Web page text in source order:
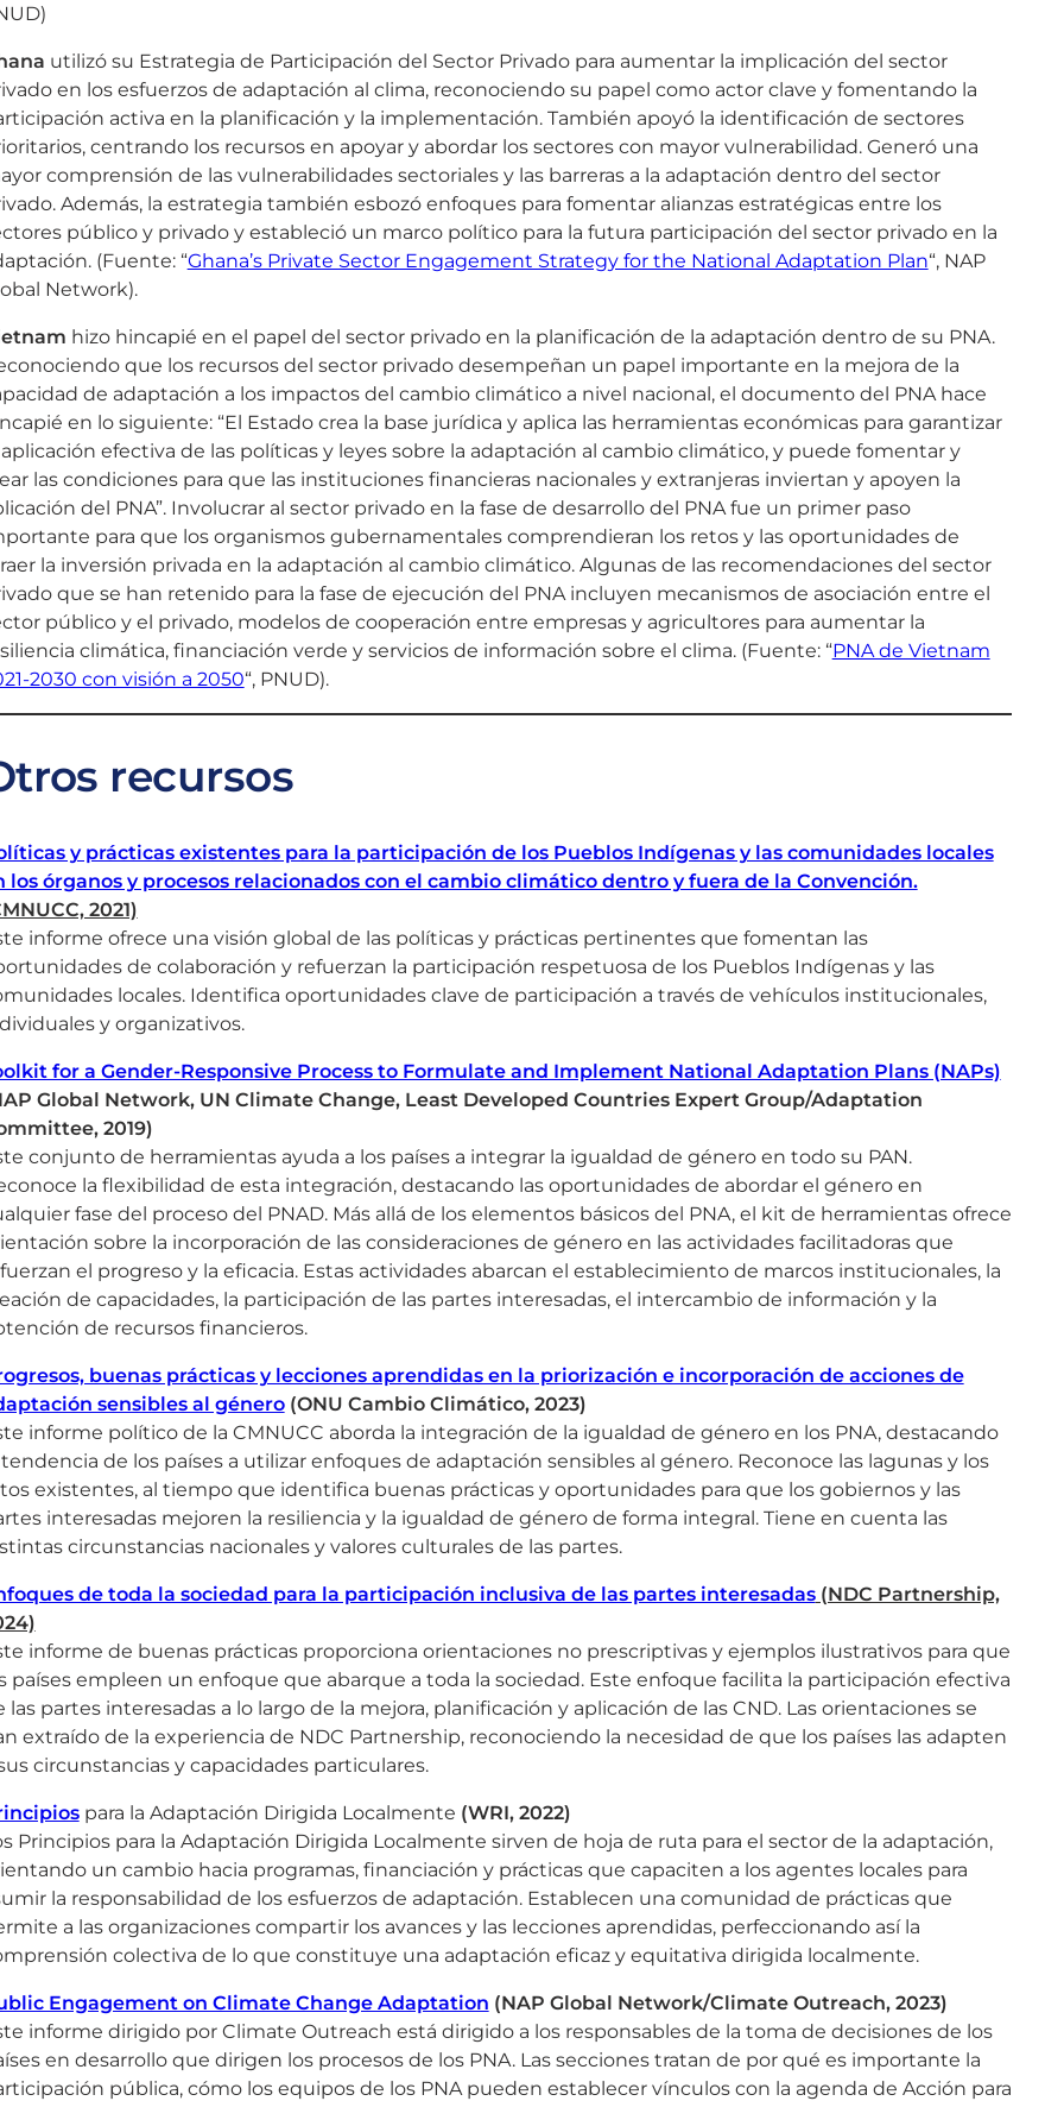
utilizó su Estrategia de Participación del Sector Privado para aumentar la implicación del sector
en los esfuerzos de adaptación al clima, reconociendo su papel como actor clave y fomentando la
activa en la planificación y la implementación. También apoyó la identificación de sectores
centrando los recursos en apoyar y abordar los sectores con mayor vulnerabilidad. Generó una
comprensión de las vulnerabilidades sectoriales y las barreras a la adaptación dentro del sector
Además, la estrategia también esbozó enfoques para fomentar alianzas estratégicas entre los
público y privado y estableció un marco político para la futura participación del sector privado en la
(Fuente: “Ghana’s Private Sector Engagement Strategy for the National Adaptation Plan“, NAP
Network).
hizo hincapié en el papel del sector privado en la planificación de la adaptación dentro de su PNA.
que los recursos del sector privado desempeñan un papel importante en la mejora de la
de adaptación a los impactos del cambio climático a nivel nacional, el documento del PNA hace
en lo siguiente: “El Estado crea la base jurídica y aplica las herramientas económicas para garantizar
aplicación efectiva de las políticas y leyes sobre la adaptación al cambio climático, y puede fomentar y
las condiciones para que las instituciones financieras nacionales y extranjeras inviertan y apoyen la
del PNA”. Involucrar al sector privado en la fase de desarrollo del PNA fue un primer paso
para que los organismos gubernamentales comprendieran los retos y las oportunidades de
la inversión privada en la adaptación al cambio climático. Algunas de las recomendaciones del sector
que se han retenido para la fase de ejecución del PNA incluyen mecanismos de asociación entre el
público y el privado, modelos de cooperación entre empresas y agricultores para aumentar la
climática, financiación verde y servicios de información sobre el clima. (Fuente: “PNA de Vietnam
2030 con visión a 2050“, PNUD).
recursos
y prácticas existentes para la participación de los Pueblos Indígenas y las comunidades locales
los órganos y procesos relacionados con el cambio climático dentro y fuera de la Convención.
2021)
informe ofrece una visión global de las políticas y prácticas pertinentes que fomentan las
de colaboración y refuerzan la participación respetuosa de los Pueblos Indígenas y las
locales. Identifica oportunidades clave de participación a través de vehículos institucionales,
y organizativos.
for a Gender-Responsive Process to Formulate and Implement National Adaptation Plans (NAPs)
Global Network, UN Climate Change, Least Developed Countries Expert Group/Adaptation
2019)
conjunto de herramientas ayuda a los países a integrar la igualdad de género en todo su PAN.
la flexibilidad de esta integración, destacando las oportunidades de abordar el género en
fase del proceso del PNAD. Más allá de los elementos básicos del PNA, el kit de herramientas ofrece
sobre la incorporación de las consideraciones de género en las actividades facilitadoras que
el progreso y la eficacia. Estas actividades abarcan el establecimiento de marcos institucionales, la
de capacidades, la participación de las partes interesadas, el intercambio de información y la
de recursos financieros.
buenas prácticas y lecciones aprendidas en la priorización e incorporación de acciones de
sensibles al género(ONU Cambio Climático, 2023)
informe político de la CMNUCC aborda la integración de la igualdad de género en los PNA, destacando
tendencia de los países a utilizar enfoques de adaptación sensibles al género. Reconoce las lagunas y los
existentes, al tiempo que identifica buenas prácticas y oportunidades para que los gobiernos y las
interesadas mejoren la resiliencia y la igualdad de género de forma integral. Tiene en cuenta las
circunstancias nacionales y valores culturales de las partes.
de toda la sociedad para la participación inclusiva de las partes interesadas(NDC Partnership,
informe de buenas prácticas proporciona orientaciones no prescriptivas y ejemplos ilustrativos para que
países empleen un enfoque que abarque a toda la sociedad. Este enfoque facilita la participación efectiva
las partes interesadas a lo largo de la mejora, planificación y aplicación de las CND. Las orientaciones se
extraído de la experiencia de NDC Partnership, reconociendo la necesidad de que los países las adapten
circunstancias y capacidades particulares.
para la Adaptación Dirigida Localmente (WRI, 2022)
Principios para la Adaptación Dirigida Localmente sirven de hoja de ruta para el sector de la adaptación,
un cambio hacia programas, financiación y prácticas que capaciten a los agentes locales para
la responsabilidad de los esfuerzos de adaptación. Establecen una comunidad de prácticas que
a las organizaciones compartir los avances y las lecciones aprendidas, perfeccionando así la
colectiva de lo que constituye una adaptación eficaz y equitativa dirigida localmente.
Engagement on Climate Change Adaptation (NAP Global Network/Climate Outreach, 2023)
informe dirigido por Climate Outreach está dirigido a los responsables de la toma de decisiones de los
en desarrollo que dirigen los procesos de los PNA. Las secciones tratan de por qué es importante la
pública, cómo los equipos de los PNA pueden establecer vínculos con la agenda de Acción para